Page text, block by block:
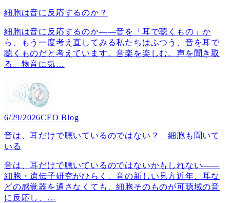
細胞は音に反応するのか？
細胞は音に反応するのか――音を「耳で聴くもの」か
ら、もう一度考え直してみる私たちはふつう、音を耳で
聴くものだと考えています。音楽を楽しむ。声を聞き取
る。物音に気…
6/29/2026CEO Blog
音は、耳だけで聴いているのではない？ 細胞も聞いて
いる
音は、耳だけで聴いているのではないかもしれない――
細胞・遺伝子研究がひらく、音の新しい見方近年、耳な
どの感覚器を通さなくても、細胞そのものが可聴域の音
に反応し、 …